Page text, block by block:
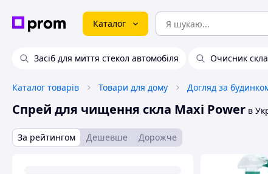
Каталог
Засіб для миття стекол автомобіля Очисник
Каталог товарів Товари для дому Догляд за
Спрей для чищення скла Maxi Power в
За рейтингом Дешевше Дорожче